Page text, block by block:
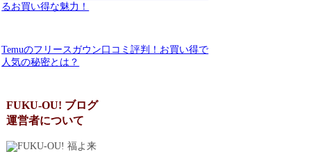
るお買い得な魅力！
Temuのフリースガウン口コミ評判！お買い得で
人気の秘密とは？
FUKU-OU! ブログ
運営者について
福よ来